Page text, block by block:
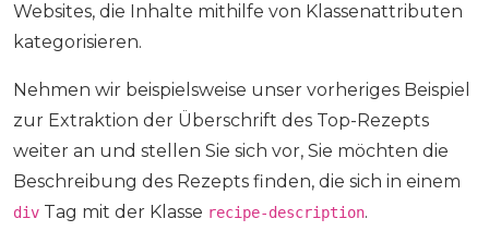
Websites, die Inhalte mithilfe von Klassenattributen
kategorisieren.
Nehmen wir beispielsweise unser vorheriges Beispiel
zur Extraktion der Überschrift des Top-Rezepts
weiter an und stellen Sie sich vor, Sie möchten die
Beschreibung des Rezepts finden, die sich in einem
div Tag mit der Klasse recipe-description.